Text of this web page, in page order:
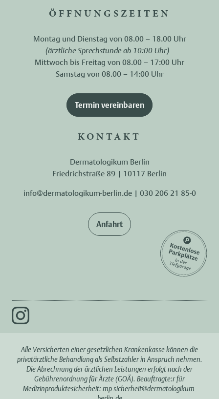
ÖFFNUNGSZEITEN
Montag und Dienstag von 08.00 – 18.00 Uhr
(ärztliche Sprechstunde ab 10:00 Uhr)
Mittwoch bis Freitag von 08.00 – 17:00 Uhr
Samstag von 08.00 – 14:00 Uhr
Termin vereinbaren
KONTAKT
Dermatologikum Berlin
Friedrichstraße 89 | 10117 Berlin
info@dermatologikum-berlin.de| 030 206 21 85-0
Anfahrt
Alle Versicherten einer gesetzlichen Krankenkasse können die
privatärztliche Behandlung als Selbstzahler in Anspruch nehmen.
Die Abrechnung der ärztlichen Leistungen erfolgt nach der
Gebührenordnung für Ärzte (GOÄ). Beauftragte:r für
Medizinproduktesicherheit: mp-sicherheit@dermatologikum-